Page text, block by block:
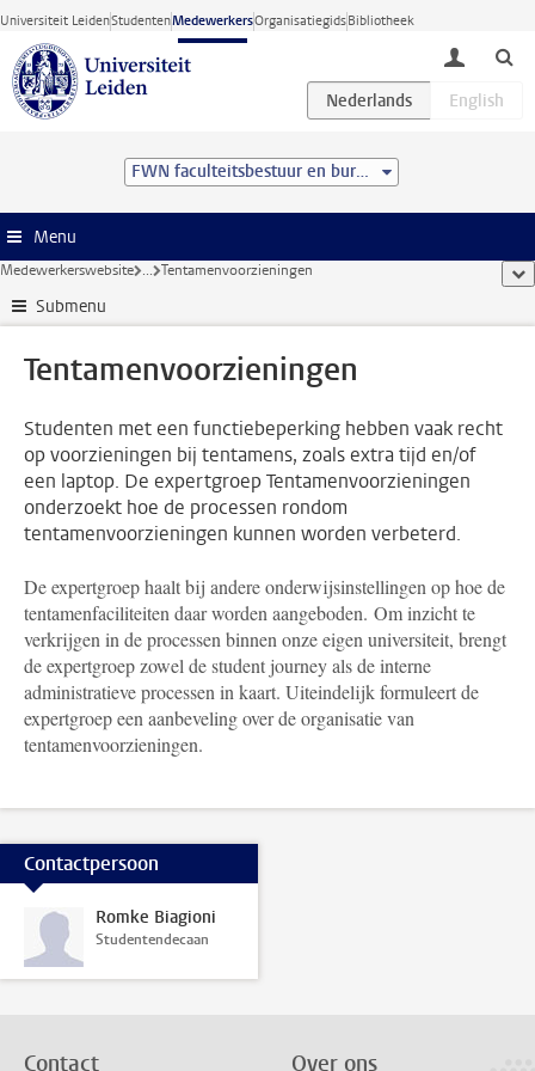
Ga direct naar de inhoud
Universiteit LeidenStudentenMedewerkersOrganisatiegidsBibliotheek
toggle
FWN faculteitsbestuur en bureau
Menu
Medewerkerswebsite ... Tentamenvoorzieningen
Submenu
Tentamenvoorzieningen
Studenten met een functiebeperking hebben vaak recht
op voorzieningen bij tentamens, zoals extra tijd en/of
een laptop. De expertgroep Tentamenvoorzieningen
onderzoekt hoe de processen rondom
tentamenvoorzieningen kunnen worden verbeterd.
De expertgroep haalt bij andere onderwijsinstellingen op hoe de
tentamenfaciliteiten daar worden aangeboden. Om inzicht te
verkrijgen in de processen binnen onze eigen universiteit, brengt
de expertgroep zowel de student journey als de interne
administratieve processen in kaart. Uiteindelijk formuleert de
expertgroep een aanbeveling over de organisatie van
tentamenvoorzieningen.
Contactpersoon
Romke Biagioni
Studentendecaan
Contact Over ons